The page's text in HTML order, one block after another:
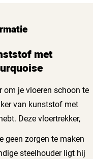
met
om je vloeren schoon te
van kunststof met
Deze vloertrekker,
geen zorgen te maken
steelhouder ligt hij